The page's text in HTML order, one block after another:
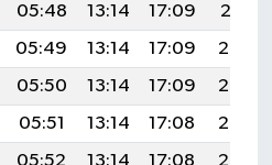
05:48 13:14 17:09
20:31
05:49 13:14 17:09
20:30
05:50 13:14 17:09
20:29
05:51 13:14 17:08
20:28
05:52 13:14 17:08
20:27